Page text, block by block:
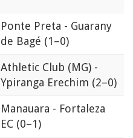
Ponte Preta - Guarany
de Bagé (1–0)
Athletic Club (MG) -
Ypiranga Erechim (2–0)
Manauara - Fortaleza
EC (0–1)